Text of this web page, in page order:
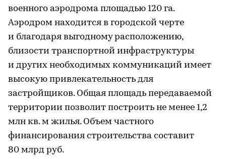
военного аэродрома площадью 120 га.
Аэродром находится в городской черте
и благодаря выгодному расположению,
близости транспортной инфраструктуры
и других необходимых коммуникаций имеет
высокую привлекательность для
застройщиков. Общая площадь передаваемой
территории позволит построить не менее 1,2
млн кв. м жилья. Объем частного
финансирования строительства составит
80 млрд руб.